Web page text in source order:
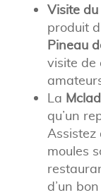
Visite
produit
Pineau
visite de
La
qu’un
Assistez
moules
d’un